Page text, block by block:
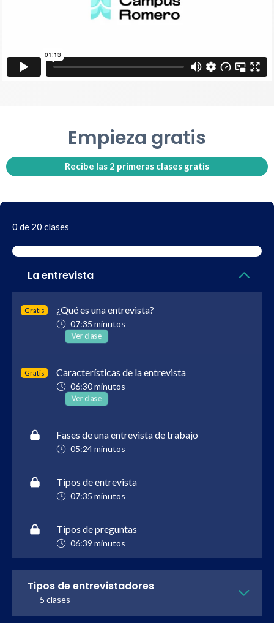
Empieza gratis
Recibe las 2 primeras clases gratis
0 de 20 clases
La entrevista
Gratis ¿Qué es una entrevista?
07:35 minutos
Ver clase
Gratis Características de la entrevista
06:30 minutos
Ver clase
Fases de una entrevista de trabajo
05:24 minutos
Tipos de entrevista
07:35 minutos
Tipos de preguntas
06:39 minutos
Tipos de entrevistadores
5 clases